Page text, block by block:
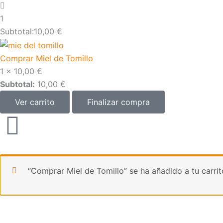
1
Subtotal:10,00 €
Comprar Miel de Tomillo
1 × 10,00 €
Subtotal: 10,00 €
Ver carrito
Finalizar compra
“Comprar Miel de Tomillo” se ha añadido a tu